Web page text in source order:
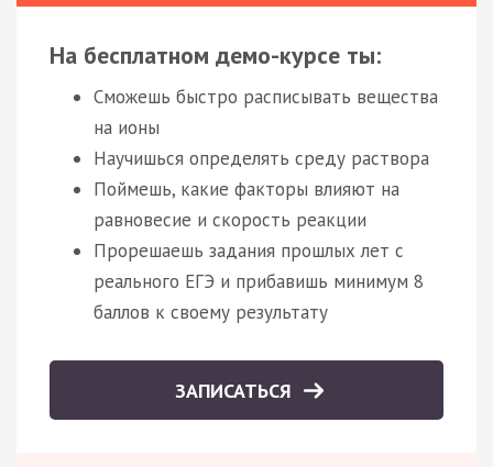
На бесплатном демо-курсе ты:
Сможешь быстро расписывать вещества
на ионы
Научишься определять среду раствора
Поймешь, какие факторы влияют на
равновесие и скорость реакции
Прорешаешь задания прошлых лет с
реального ЕГЭ и прибавишь минимум 8
баллов к своему результату
ЗАПИСАТЬСЯ